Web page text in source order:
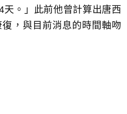
天。」此前他曾計算出唐西
，與目前消息的時間軸吻